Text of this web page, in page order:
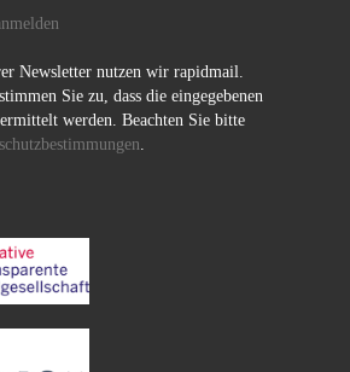
Newsletter nutzen wir rapidmail.
Sie zu, dass die eingegebenen
werden. Beachten Sie bitte